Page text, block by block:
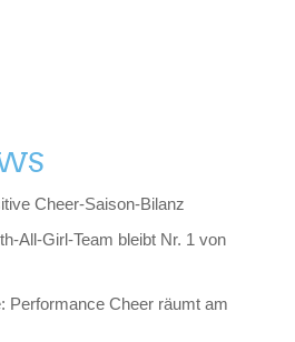
Cheer-Saison-Bilanz
All-Girl-Team bleibt Nr. 1 von
Performance Cheer räumt am